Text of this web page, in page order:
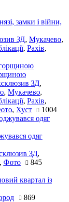
замки і війни,
ЗД, Мукачево,
, Рахів,
ЗД,
, Мукачево,
, Рахів,
, Хуст 1004
одяг
ЗД,
, Фото 845
квартал із
869